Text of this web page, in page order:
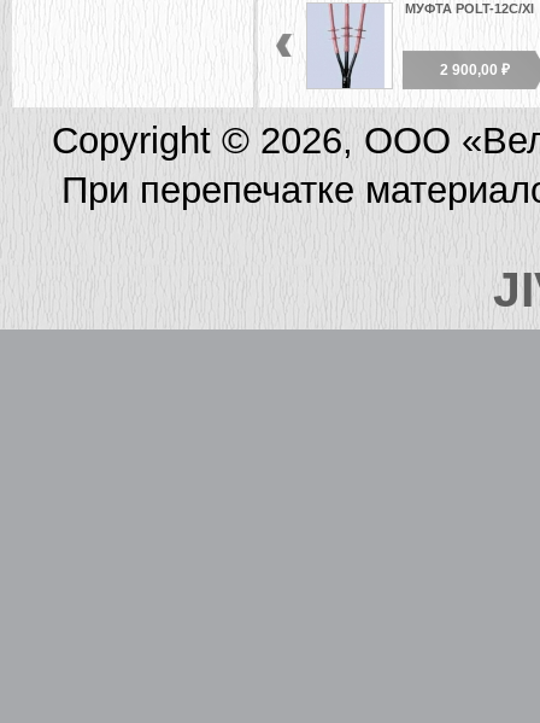
МУФТА POLT-12C/XI
2 900,00 ₽
Copyright © 2026, ООО
При перепечатке